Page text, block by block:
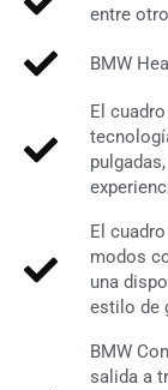
entre
BMW
El
El
modos
una
estilo de
BMW
salida a